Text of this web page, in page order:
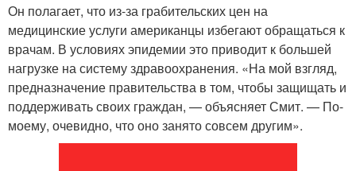
Он полагает, что из-за грабительских цен на
медицинские услуги американцы избегают обращаться к
врачам. В условиях эпидемии это приводит к большей
нагрузке на систему здравоохранения. «На мой взгляд,
предназначение правительства в том, чтобы защищать и
поддерживать своих граждан, — объясняет Смит. — По-
моему, очевидно, что оно занято совсем другим».